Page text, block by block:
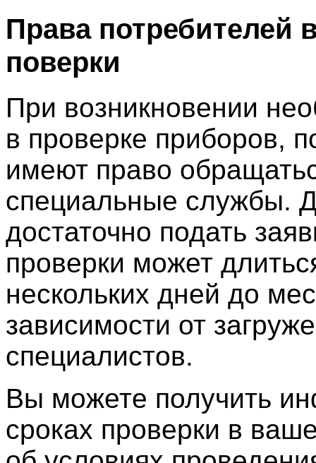
Права потребителей
поверки
При возникновении
в проверке приборов,
имеют право
специальные службы.
достаточно подать
проверки может
нескольких дней до
зависимости от
специалистов.
Вы можете получить
сроках проверки в